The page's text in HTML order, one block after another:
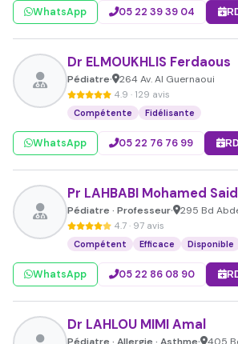
WhatsApp 05 22 39 39 04
Dr ELMOUKHLIS Ferdaous
Pédiatre• 264 Av. Al Guernaoui
4.9 · 129 avis
Compétente Fidélisante
WhatsApp 05 22 76 76 99
Pr LAHBABI Mohamed Said
Pédiatre · Professeur• 295 Bd
4.7 · 97 avis
Compétent Efficace Disponible
WhatsApp 05 22 86 08 90
Dr LAHLOU MIMI Amal
•